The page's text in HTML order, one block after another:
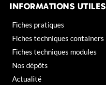
INFORMATIONS UTILES
Fiches pratiques
Fiches techniques containers
Fiches techniques modules
Nos dépôts
Actualité